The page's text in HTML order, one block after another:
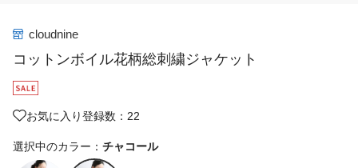
cloudnine
コットンボイル花柄総刺繍ジャケット
お気に入り登録数：22
選択中のカラー： チャコール